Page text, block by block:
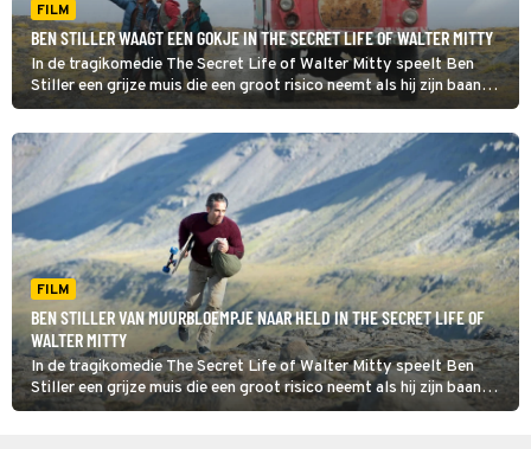
FILM
BEN STILLER WAAGT EEN GOKJE IN THE SECRET LIFE OF WALTER MITTY
In de tragikomedie The Secret Life of Walter Mitty speelt Ben
Stiller een grijze muis die een groot risico neemt als hij zijn baan
dreigt kwijt te raken.
FILM
BEN STILLER VAN MUURBLOEMPJE NAAR HELD IN THE SECRET LIFE OF
WALTER MITTY
In de tragikomedie The Secret Life of Walter Mitty speelt Ben
Stiller een grijze muis die een groot risico neemt als hij zijn baan
dreigt kwijt te raken.